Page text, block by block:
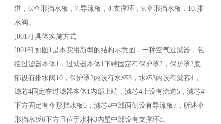
道，6.伞形挡水板，7.导流板，8.支撑环，9.伞形挡水板，10.排
水阀。
[0017] 具体实施方式
[0018] 如图1是本实用新型的结构示意图，一种空气过滤器，包
括过滤器本体1，过滤器本体1下端固定有保护罩2，保护罩2底
部设有排水阀10，保护罩2内设有水杯3，水杯3内设有滤芯4，
滤芯4固定在过滤器本体1内部上端，滤芯4上设有流道5，滤芯4
下方固定有伞形挡水板6，滤芯4中部两侧设有导流板7，所述伞
形挡水板6下方且位于水杯3内壁中部设有支撑环8。